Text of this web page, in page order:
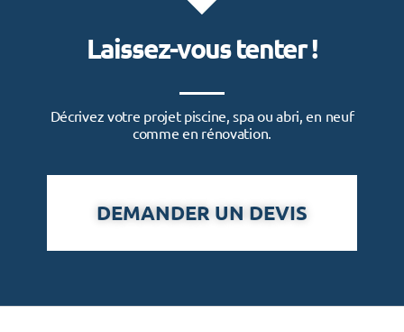
Laissez-vous tenter !
Décrivez votre projet piscine, spa ou abri, en neuf
comme en rénovation.
DEMANDER UN DEVIS